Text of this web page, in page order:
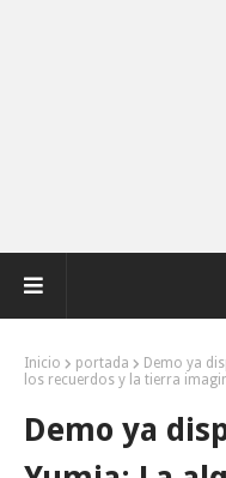
Inicio portada
Demo ya
los recuerdos y la tierra
Demo ya